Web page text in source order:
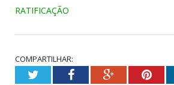
RATIFICAÇÃO
COMPARTILHAR:
TwitterFacebookGoogle+